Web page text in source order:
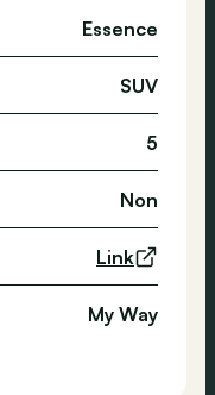
Essence
SUV
5
Non
Link
My Way